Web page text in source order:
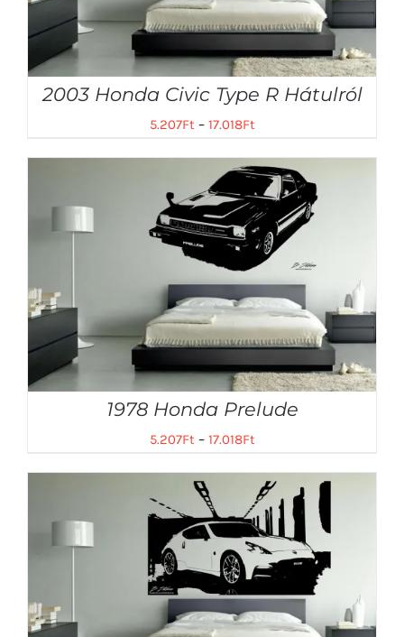
2003 Honda Civic Type R Hátulról
5.207Ft– 17.018Ft
1978 Honda Prelude
5.207Ft – 17.018Ft